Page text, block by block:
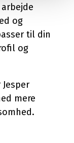
og
til din
og
mere